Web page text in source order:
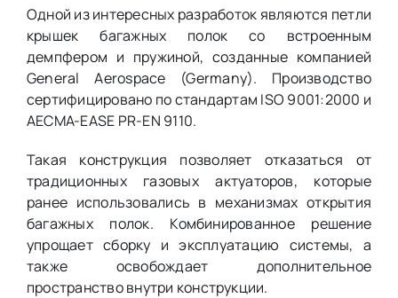
Одной из интересных разработок являются петли
крышек багажных полок со встроенным
демпфером и пружиной, созданные компанией
General Aerospace (Germany). Производство
сертифицировано по стандартам ISO 9001:2000 и
AECMA-EASE PR-EN 9110.
Такая конструкция позволяет отказаться от
традиционных газовых актуаторов, которые
ранее использовались в механизмах открытия
багажных полок. Комбинированное решение
упрощает сборку и эксплуатацию системы, а
также освобождает дополнительное
пространство внутри конструкции.